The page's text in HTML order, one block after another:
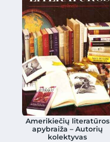
Amerikiečių literatūros
apybraiža – Autorių
kolektyvas